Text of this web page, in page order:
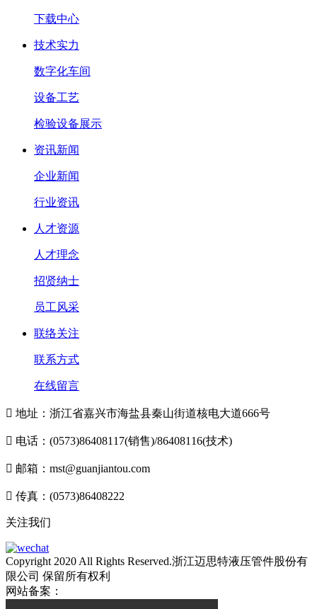
下载中心
技术实力
数字化车间
设备工艺
检验设备展示
资讯新闻
企业新闻
行业资讯
人才资源
人才理念
招贤纳士
员工风采
联络关注
联系方式
在线留言
 地址：浙江省嘉兴市海盐县秦山街道核电大道666号
 电话：(0573)86408117(销售)/86408116(技术)
 邮箱：mst@guanjiantou.com
 传真：(0573)86408222
关注我们
Copyright 2020 All Rights Reserved.浙江迈思特液压管件股份有
限公司 保留所有权利
网站备案：